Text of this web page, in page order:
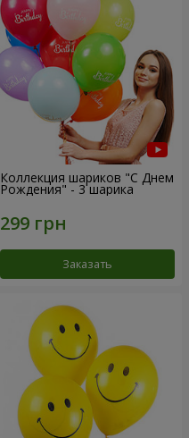
Коллекция шариков "С Днем
Рождения" - 3 шарика
Заказать